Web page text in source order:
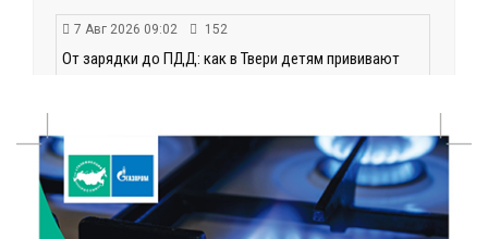
7 Авг 2026 09:02 152
От зарядки до ПДД: как в Твери детям прививают
6 Авг 2026 23:07
От ливней к ясным дням: как изменится погода в
Твери в начале августа